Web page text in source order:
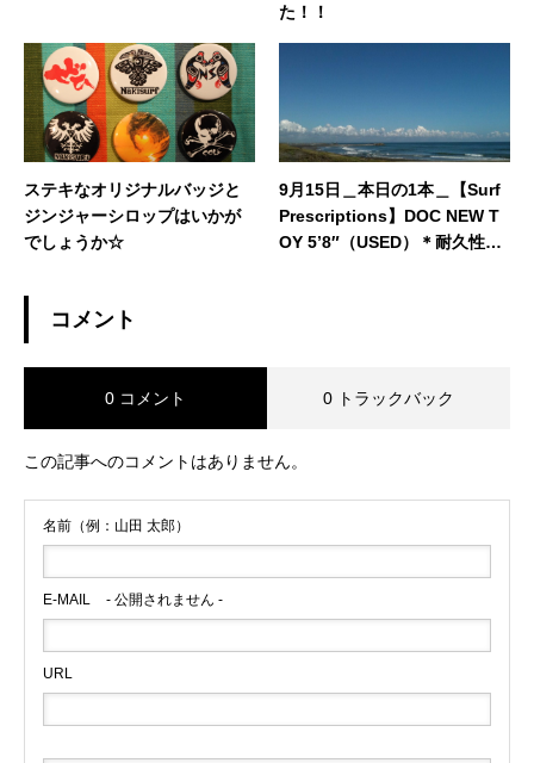
た！！
ステキなオリジナルバッジと
ジンジャーシロップはいかが
でしょうか☆
9月15日＿本日の1本＿【Surf
Prescriptions】DOC NEW T
OY 5’8″（USED）＊耐久性仕
コメント
0 コメント 0 トラックバック
この記事へのコメントはありません。
名前（例：山田 太郎）
E-MAIL - 公開されません -
URL